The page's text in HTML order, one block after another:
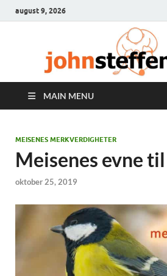
august 9, 2026
MAIN MENU
MEISENES MERKVERDIGHETER
Meisenes evne
oktober 25, 2019